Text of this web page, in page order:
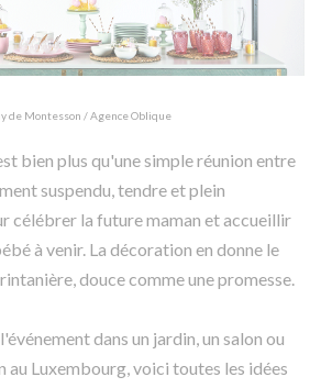
de Montesson / Agence Oblique
bien plus qu'une simple réunion entre
suspendu, tendre et plein
célébrer la future maman et accueillir
à venir. La décoration en donne le
douce comme une promesse.
dans un jardin, un salon ou
au Luxembourg, voici toutes les idées